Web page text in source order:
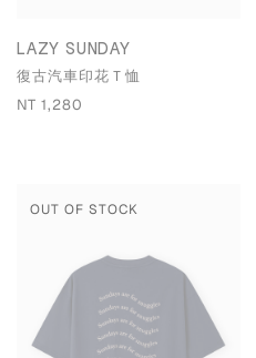
LAZY SUNDAY
復古汽車印花Ｔ恤
NT 1,280
OUT OF STOCK